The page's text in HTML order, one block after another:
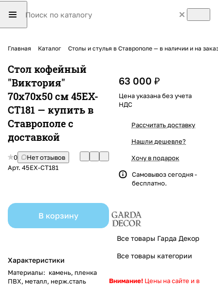
Главная Каталог Столы и стулья в Ставрополе — в наличии и на
Стол кофейный
"Виктория"
70х70х50 см 45EX-
CT181 — купить в
Ставрополе с
доставкой
0
Нет отзывов
Арт. 45EX-CT181
В корзину
Характеристики
Материалы: камень, пленка
ПВХ, металл, нерж.сталь
63 000 ₽
Цена указана без учета
НДС
Рассчитать доставку
Нашли дешевле?
Хочу в подарок
Самовывоз сегодня -
бесплатно.
Все товары Гарда Декор
Все товары категории
Внимание! Цены на сайте и в